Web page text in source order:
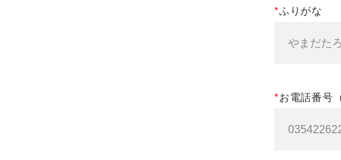
ふりがな
お電話番号